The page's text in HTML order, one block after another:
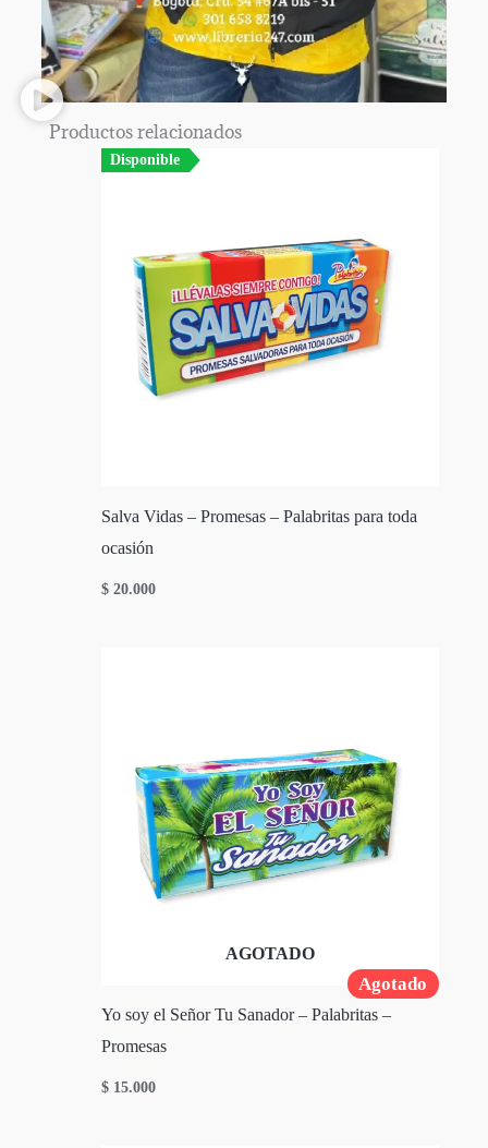
Productos relacionados
Disponible
Salva Vidas – Promesas – Palabritas para toda
ocasión
$ 20.000
Agotado
AGOTADO
Yo soy el Señor Tu Sanador – Palabritas –
Promesas
$ 15.000